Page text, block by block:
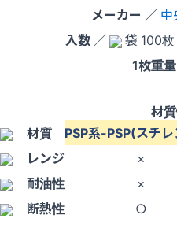
メーカー ／ 中
入数／ 袋 100
1枚重量
材
材質 PSP系-PSP(スチ
レンジ
×
耐油性
×
断熱性
○